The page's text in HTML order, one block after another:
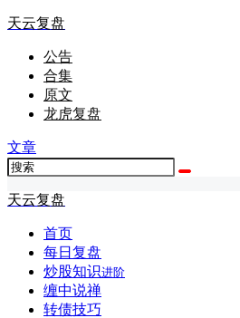
天云复盘
公告
合集
原文
龙虎复盘
文章
天云复盘
首页
每日复盘
炒股知识进阶
缠中说禅
转债技巧